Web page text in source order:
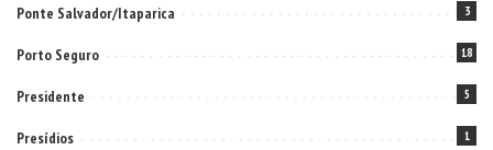
Ponte Salvador/Itaparica 3
Porto Seguro 18
Presidente 5
Presídios 1